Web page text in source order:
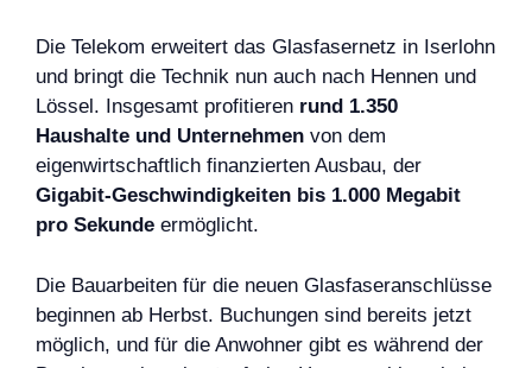
Die Telekom erweitert das Glasfasernetz in Iserlohn
und bringt die Technik nun auch nach Hennen und
Lössel. Insgesamt profitieren rund 1.350
Haushalte und Unternehmen von dem
eigenwirtschaftlich finanzierten Ausbau, der
Gigabit-Geschwindigkeiten bis 1.000 Megabit
pro Sekunde ermöglicht.
Die Bauarbeiten für die neuen Glasfaseranschlüsse
beginnen ab Herbst. Buchungen sind bereits jetzt
möglich, und für die Anwohner gibt es während der